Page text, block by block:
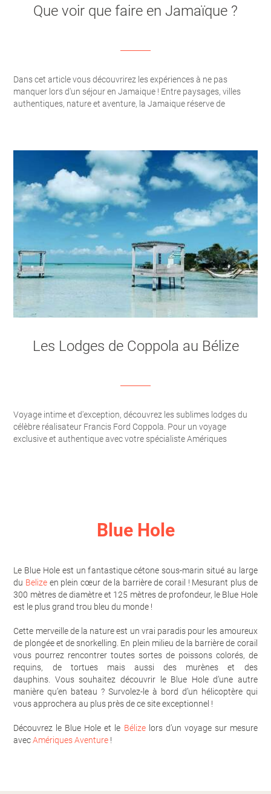
Que voir que faire en Jamaïque ?
Dans cet article vous découvrirez les expériences à ne pas
manquer lors d'un séjour en Jamaique ! Entre paysages, villes
authentiques, nature et aventure, la Jamaique réserve de
Les Lodges de Coppola au Bélize
Voyage intime et d'exception, découvrez les sublimes lodges du
célèbre réalisateur Francis Ford Coppola. Pour un voyage
exclusive et authentique avec votre spécialiste Amériques
Blue Hole
Le Blue Hole est un fantastique cétone sous-marin situé au large
du Belize en plein cœur de la barrière de corail ! Mesurant plus de
300 mètres de diamètre et 125 mètres de profondeur, le Blue Hole
est le plus grand trou bleu du monde !
Cette merveille de la nature est un vrai paradis pour les amoureux
de plongée et de snorkelling. En plein milieu de la barrière de corail
vous pourrez rencontrer toutes sortes de poissons colorés, de
requins, de tortues mais aussi des murènes et des
dauphins. Vous souhaitez découvrir le Blue Hole d’une autre
manière qu’en bateau ? Survolez-le à bord d’un hélicoptère qui
vous approchera au plus près de ce site exceptionnel !
Découvrez le Blue Hole et le Bélizelors d’un voyage sur mesure
avecAmériques Aventure !